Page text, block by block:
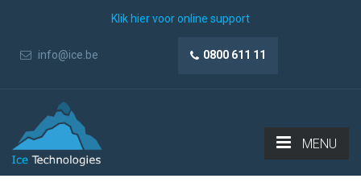
Klik hier voor online support
info@ice.be 0800 611 11
MENU